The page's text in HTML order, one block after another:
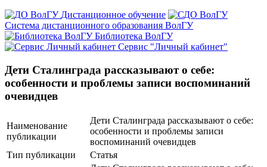
Дистанционное обучение
Система дистанционного образования ВолГУ
Библиотека ВолГУ
Сервис "Личный кабинет"
Дети Сталинграда рассказывают о себе:
особенности и проблемы записи воспоминаний
очевидцев
Наименование
публикации
Дети Сталинграда рассказывают о себе:
особенности и проблемы записи
воспоминаний очевидцев
Тип публикации
Статья